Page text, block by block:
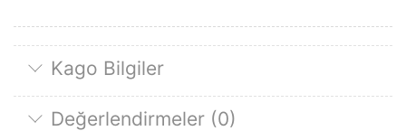
Kago Bilgiler
Değerlendirmeler (0)